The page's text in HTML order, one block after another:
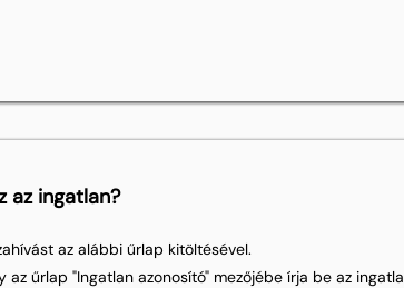
az ingatlan?
az alábbi űrlap kitöltésével.
az űrlap "Ingatlan azonosító" mezőjébe írja be az